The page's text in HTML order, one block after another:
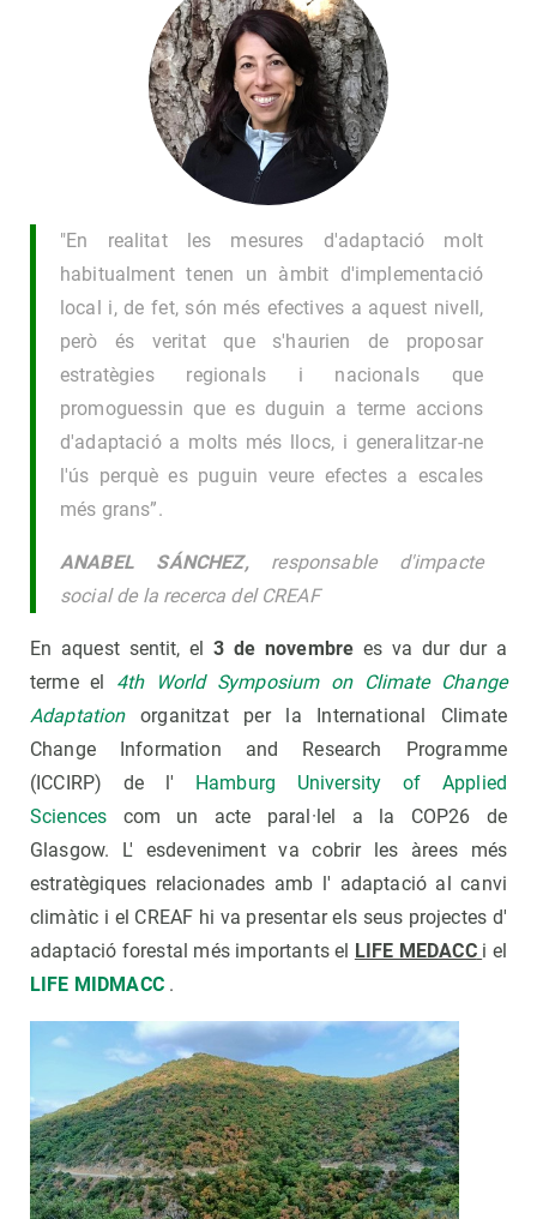
"En realitat les mesures d'adaptació molt
habitualment tenen un àmbit d'implementació
local i, de fet, són més efectives a aquest nivell,
però és veritat que s'haurien de proposar
estratègies regionals i nacionals que
promoguessin que es duguin a terme accions
d'adaptació a molts més llocs, i generalitzar-ne
l'ús perquè es puguin veure efectes a escales
més grans”.
ANABEL SÁNCHEZ, responsable d'impacte
social de la recerca del CREAF
En aquest sentit, el3 de novembre es va dur dur a
terme el 4th World Symposium on Climate Change
Adaptationorganitzat per la International Climate
Change Information and Research Programme
(ICCIRP) de l'
Hamburg University of Applied
Sciences com un acte paral·lel a la COP26 de
Glasgow. L' esdeveniment va cobrir les àrees més
estratègiques relacionades amb l' adaptació al canvi
climàtic i el CREAF hi va presentar els seus projectes d'
adaptació forestal més importants el
LIFE MEDACC i el
LIFE MIDMACC.